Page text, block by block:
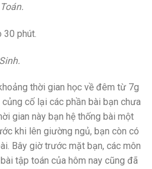
phút.
thời gian học về đêm từ 7g
cố lại các phần bài bạn chưa
gian này bạn hệ thống bài một
khi lên giường ngủ, bạn còn có
Bây giờ trước mặt bạn, các môn
tập toán của hôm nay cũng đã